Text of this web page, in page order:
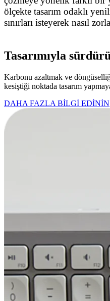
ölçekte tasarım odaklı
sınırları isteyerek nasıl
Tasarımıyla
Karbonu azaltmak ve
kesiştiği noktada tasarım
DAHA FAZLA BİLGİ EDİNİN